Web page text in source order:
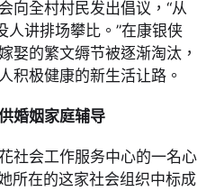
向全村村民发出倡议，“从
人讲排场攀比。”在康银侠
娶的繁文缛节被逐渐淘汰，
积极健康的新生活让路。
婚姻家庭辅导
社会工作服务中心的一名心
所在的这家社会组织中标成